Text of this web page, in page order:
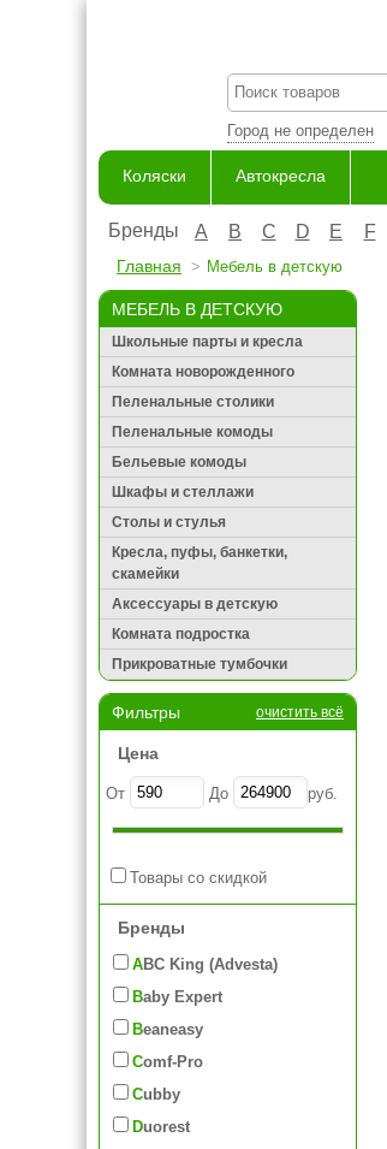
Город не определен
Коляски Автокресла
Бренды A B C D E F
Главная Мебель в детскую
МЕБЕЛЬ В ДЕТСКУЮ
Школьные парты и кресла
Комната новорожденного
Пеленальные столики
Пеленальные комоды
Бельевые комоды
Шкафы и стеллажи
Столы и стулья
Кресла, пуфы, банкетки,
скамейки
Аксессуары в детскую
Комната подростка
Прикроватные тумбочки
Фильтры очистить всё
Цена
От До руб.
Товары со скидкой
Бренды
ABC King (Advesta)
Baby Expert
Beaneasy
Comf-Pro
Cubby
Duorest